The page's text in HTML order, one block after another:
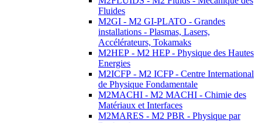
Fluides
M2GI - M2 GI-PLATO - Grandes
installations - Plasmas, Lasers,
Accélérateurs, Tokamaks
M2HEP - M2 HEP - Physique des Hautes
Energies
M2ICFP - M2 ICFP - Centre International
de Physique Fondamentale
M2MACHI - M2 MACHI - Chimie des
Matériaux et Interfaces
M2MARES - M2 PBR - Physique par